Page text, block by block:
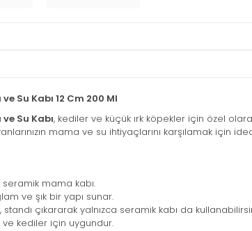
Su Kabı 12 Cm 200 Ml
Su Kabı, kediler ve küçük ırk köpekler için özel
mama ve su ihtiyaçlarını karşılamak için
mama kabı.
ve şık bir yapı sunar.
çıkararak yalnızca seramik kabı da
ve kediler için uygundur.